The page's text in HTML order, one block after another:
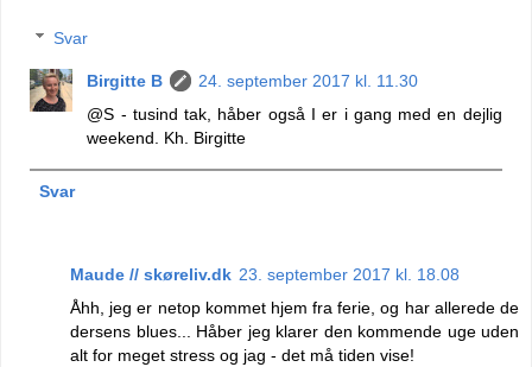
Svar
Birgitte B
24. september 2017 kl. 11.30
@S - tusind tak, håber også I er i gang med en dejlig
weekend. Kh. Birgitte
Svar
Maude // skøreliv.dk 23. september 2017 kl. 18.08
Åhh, jeg er netop kommet hjem fra ferie, og har allerede de
dersens blues... Håber jeg klarer den kommende uge uden
alt for meget stress og jag - det må tiden vise!